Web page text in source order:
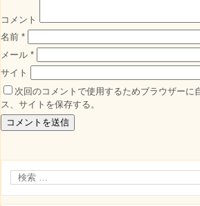
コメント
名前 *
メール *
サイト
次回のコメントで使用するためブラウザーに
ス、サイトを保存する。